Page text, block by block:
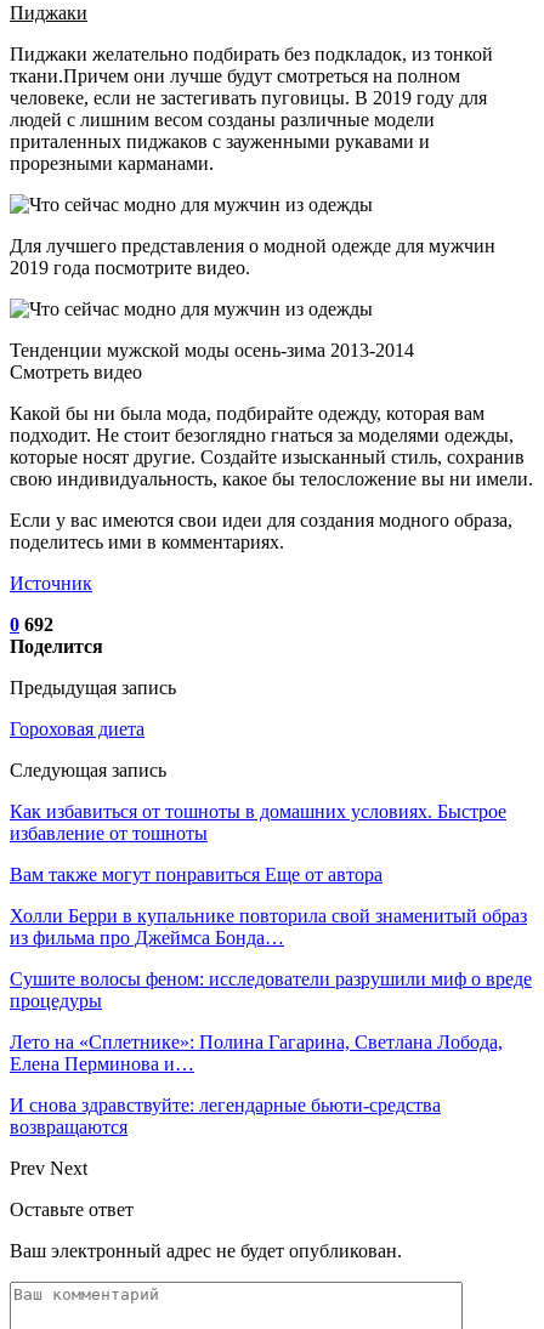
Пиджаки
Пиджаки желательно подбирать без подкладок, из тонкой
ткани.­Причем они лучше будут смотреться на полном
человеке, если не­ застегивать ­пуговицы. В 2019 году для
людей с лишним весом созданы различные модели
приталенных пиджаков с зауженными рукавами и
прорезными карманами.
Для лучшего представления о модной одежде для мужчин
2019 года посмотрите видео.
Тенденции мужской моды осень-зима 2013-2014
Смотреть видео
Какой бы ни была мода, подбирайте одежду, которая вам
подходит. Не стоит безоглядно гнаться за моделями одежды,
которые носят другие. Создайте изысканный стиль, сохранив
свою индивидуальность, какое бы­ телосложение­ вы ни имели.
Если у вас имеются свои идеи для создания модного образа,
поделитесь ими в комментариях.
Источник
0 692
Поделится
Предыдущая запись
Гороховая диета
Следующая запись
Как избавиться от тошноты в домашних условиях. Быстрое
избавление от тошноты
Вам также могут понравиться Еще от автора
Холли Берри в купальнике повторила свой знаменитый образ
из фильма про Джеймса Бонда…
Сушите волосы феном: исследователи разрушили миф о вреде
процедуры
Лето на «Сплетнике»: Полина Гагарина, Светлана Лобода,
Елена Перминова и…
И снова здравствуйте: легендарные бьюти-средства
возвращаются
Prev Next
Оставьте ответ
Ваш электронный адрес не будет опубликован.